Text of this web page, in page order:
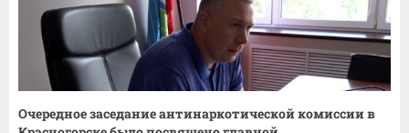
Очередное заседание антинаркотической комиссии в